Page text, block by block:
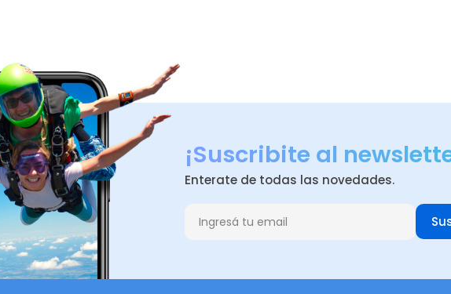
¡Suscribite al
Enterate de todas las novedades.